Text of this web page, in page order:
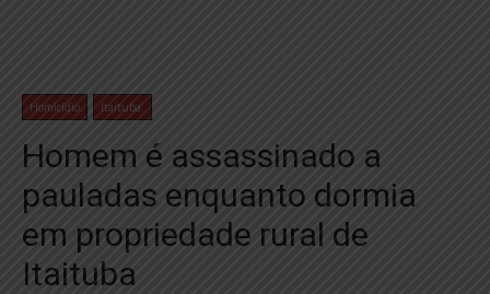
Homicídio Itaituba
Homem é assassinado a
pauladas enquanto dormia
em propriedade rural de
Itaituba